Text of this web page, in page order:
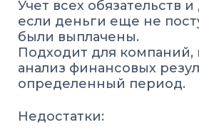
Учет всех обязательств
если деньги еще не
были выплачены.
Подходит для компаний,
анализ финансовых
определенный период.
Недостатки: